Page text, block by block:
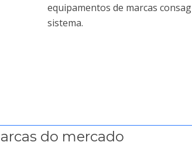
equipamentos de marcas
sistema.
do mercado